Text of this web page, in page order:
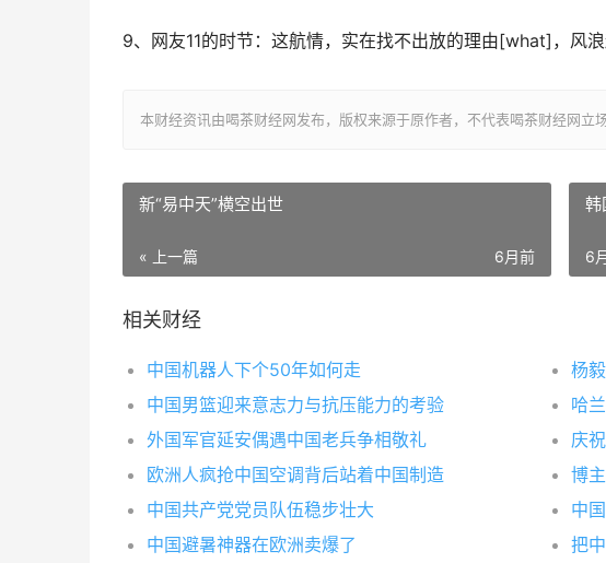
9、网友11的时节：这航情，实在找不出放的理由[what]，风
本财经资讯由喝茶财经网发布，版权来源于原作者，不代表喝茶财经网立
新“易中天”横空出世
« 上一篇 6月前
韩
6
相关财经
中国机器人下个50年如何走
杨
中国男篮迎来意志力与抗压能力的考验
哈
外国军官延安偶遇中国老兵争相敬礼
庆
欧洲人疯抢中国空调背后站着中国制造
博
中国共产党党员队伍稳步壮大
中
中国避暑神器在欧洲卖爆了
把